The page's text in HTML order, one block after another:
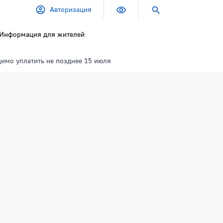
Авторизация
Информация для жителей
уплатить не позднее 15 июля
15 июля